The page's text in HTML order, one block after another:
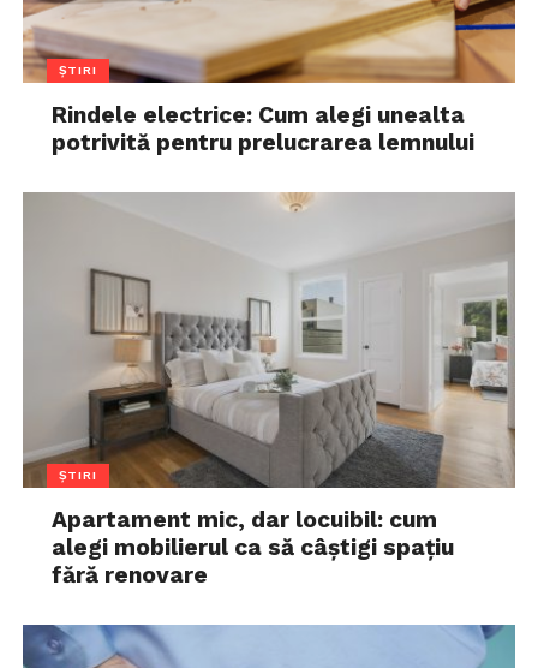
ȘTIRI
Rindele electrice: Cum alegi unealta
potrivită pentru prelucrarea lemnului
ȘTIRI
Apartament mic, dar locuibil: cum
alegi mobilierul ca să câștigi spațiu
fără renovare